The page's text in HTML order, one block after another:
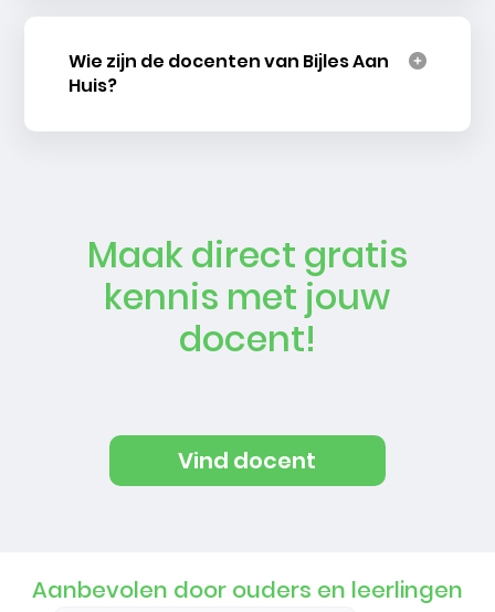
Wie zijn de docenten van Bijles Aan
Huis?
Maak direct gratis
kennis met jouw
docent!
Vind docent
Aanbevolen door ouders en leerlingen